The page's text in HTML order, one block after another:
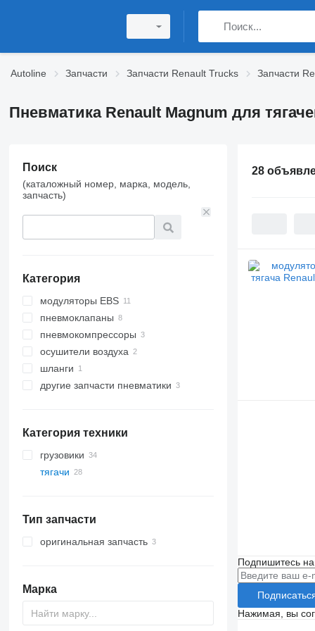
Autoline Запчасти Запчасти Renault Trucks Запчасти
Пневматика Renault Magnum для
Поиск
(каталожный номер, марка, модель,
запчасть)
Категория
модуляторы EBS
пневмоклапаны
пневмокомпрессоры
осушители воздуха
шланги
другие запчасти пневматики
Категория техники
грузовики
тягачи
Тип запчасти
оригинальная запчасть
Марка
28
Подпишитесь
Нажимая, вы